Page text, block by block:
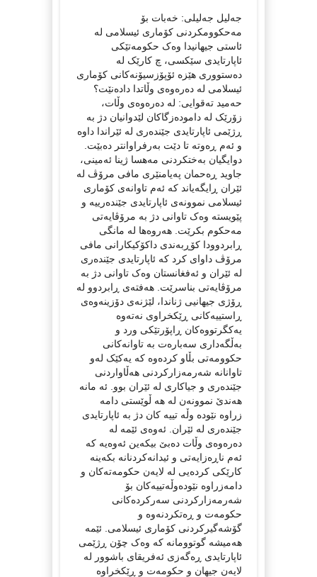
جەلیل جەلیلی: خەبات بۆ
مەحکوومکردنی کۆماری ئیسلامی لە
ئاستی جیهانیدا وەک حکومەتێکی
ئاپارتایدی سێکسی، چ کارێک لە
دەستووری هێزە ئۆپۆزسیۆنەکانی کۆماری
ئیسلامی لە دەرەوەی وڵاتدا دادەنێت؟
حەمید تەقوایی: لە دەرەوەی وڵات،
زۆرێک لە دامودەزگاکان لێدوانیان دژ بە
ڕژێمی ئاپارتایدی جێندەری لە ئێراندا داوە
و ئەم ڕەوتە تا دێت بەرفراوانتر دەبێت.
دوایگیان بەختکردنی مەهسا ژینا ئەمینی،
جاوید ڕەحمان پەیامنێری مافی مرۆڤ لە
ئێران ڕایگەیاند کە ئەم تاوانەی کۆماری
ئیسلامی نموونەی ئاپارتایدی جێندەرییە و
پێویستە وەک تاوانی دژ بە مرۆڤایەتی
مەحکوم بکرێت. هەروەها لە مانگی
ڕابردوودا کۆڕبەندی داکۆکیکارانی مافی
مرۆڤ داوای کرد کە ئاپارتایدی جێندەری
لە ئێران و ئەفغانستان وەک تاوانی دژ بە
مرۆڤایەتی بناسرێت. هەفتەی ڕابردوو لە
ڕۆژی جیهانیی ژناندا، لێژنەی دۆزینەوەی
ڕاستییەکانی ڕێکخراوی نەتەوە
یەکگرتووەکان ڕاپۆرتێکی ورد و
بەڵگەداری سەبارەت بە تاوانەکانی
حکوومەتی بڵاو کردەوە کە یەکێک لەو
تاوانانە شەرمەزارکردنی هەڵاواردنی
جێندەری و جیاکاری لە ئێران بوو. ئه مانه
هەندێ نموونەن له هه ڵوێستی دامه
زراوه نێوده وڵه تییه کان دژ به ئاپارتایدی
جێندەری له ئێران. ئەوەی ئێمە لە
دەرەوەی وڵات دەبێ بیکەین ئەوەیە کە
ئەم ناڕەزایەتی و ئیدانەکردنانە بکەینە
کارێکی کردەیی لە لایەن حکومەتەکان و
دامەزراوە نێودەوڵەتییەکان بۆ
شەرمەزارکردنی سەرکردەکانی
حکومەت و ڕەتکردنەوە و
گۆشەگیرکردنی کۆماری ئیسلامی. ئێمە
هەمیشە گوتوومانە کە وەک چۆن ڕژێمی
ئاپارتایدی ڕەگەزی ئەفریقای باشوور لە
لایەن جیهان و حکومەت و ڕێکخراوە